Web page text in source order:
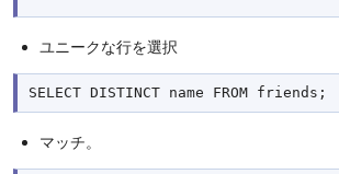
ユニークな行を選択
マッチ。